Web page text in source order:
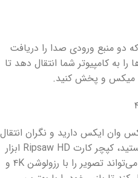
دو منبع ورودی صدا را دریافت
به کامپیوتر شما انتقال دهد تا
را میکس و پخش کنید.
یا ایکس باکس وان ایکس دارید و نگران انتقال
تصویر ۴K بازی خود به کامپیوتر هستید، کپچر کارت Ripsaw HD ابزار
مورد نیاز شماست. این کپچر کارت می‌تواند تصویر را با رزولوشن ۴K و